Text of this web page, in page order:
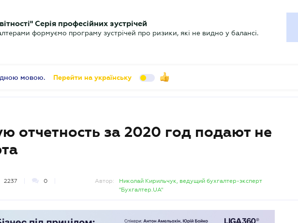
Аналитика Календарь Актуально
Серія професійних зустрічей
формуємо програму зустрічей про ризики, які не видно у балансі.
мовою. Перейти на українську
отчетность за 2020 год подают не
2237 0 Автор:
Николай Кирильчук, ведущий бухгалтер-эксперт
"Бухгалтер.UA"